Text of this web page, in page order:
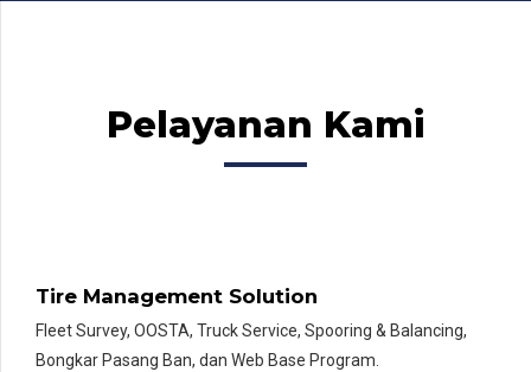
Pelayanan Kami
Tire Management Solution
Fleet Survey, OOSTA, Truck Service, Spooring & Balancing,
Bongkar Pasang Ban, dan Web Base Program.